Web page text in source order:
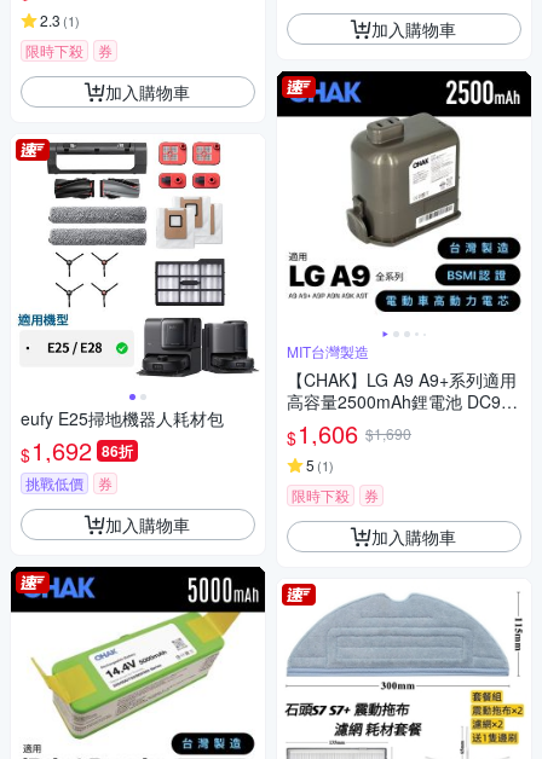
2.3 (1)
限時下殺 券
加入購物車
eufy E25掃地機器人耗材包
$1,692 86折
挑戰低價 券
加入購物車
加入購物車
MIT台灣製造
【CHAK】LG A9 A9+系列適用
高容量2500mAh鋰電池 DC902
5(LG 副廠電池 樂金吸塵器配
件)
$1,606 $1,690
5 (1)
限時下殺 券
加入購物車